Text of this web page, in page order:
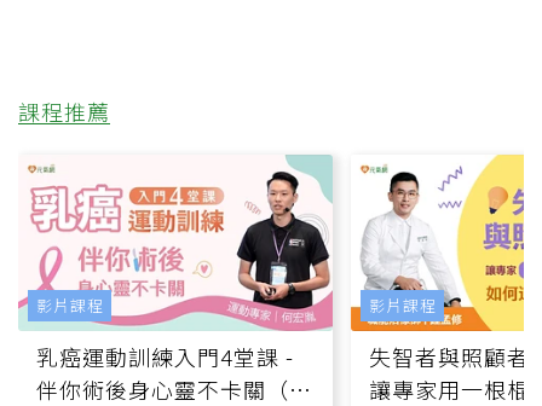
課程推薦
乳癌運動訓練入門4堂課 -
伴你術後身心靈不卡關（線
影片課程
失智者與照顧者
讓專家用一根棍
影片課程